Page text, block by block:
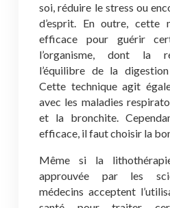
soi, réduire le stress ou
d’esprit. En outre, cette
efficace pour guérir
l’organisme, dont la
l’équilibre de la
Cette technique agit
avec les maladies
et la bronchite.
efficace, il faut choisir la
Même si la
approuvée par les
médecins acceptent